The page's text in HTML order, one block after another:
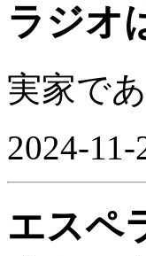
ラジオ
実家で
2024-
エスペ